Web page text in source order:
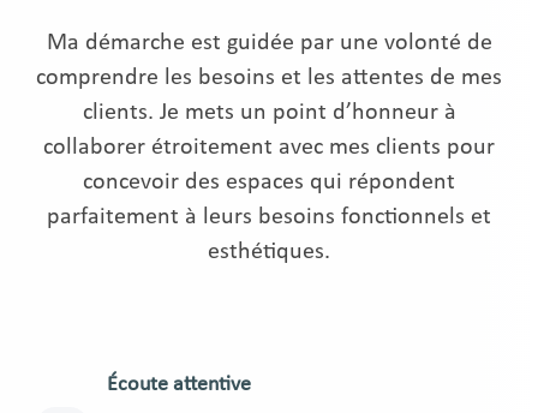
Ma démarche est guidée par une volonté de
comprendre les besoins et les attentes de mes
clients. Je mets un point d’honneur à
collaborer étroitement avec mes clients pour
concevoir des espaces qui répondent
parfaitement à leurs besoins fonctionnels et
esthétiques.
Écoute attentive